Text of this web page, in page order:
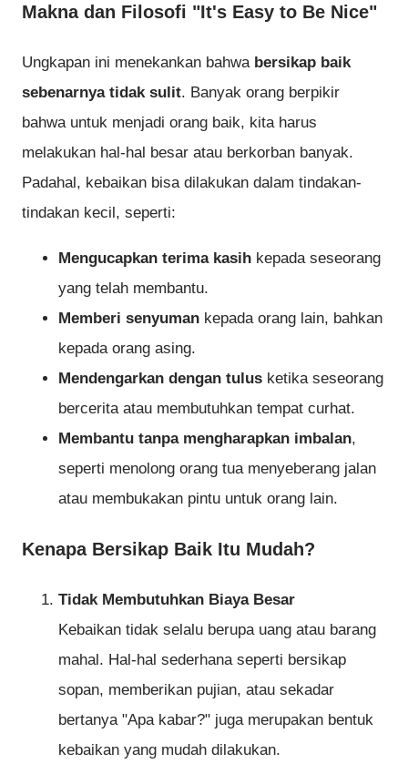
Makna dan Filosofi "It's Easy to Be Nice"
Ungkapan ini menekankan bahwa bersikap baik
sebenarnya tidak sulit. Banyak orang berpikir
bahwa untuk menjadi orang baik, kita harus
melakukan hal-hal besar atau berkorban banyak.
Padahal, kebaikan bisa dilakukan dalam tindakan-
tindakan kecil, seperti:
Mengucapkan terima kasih kepada seseorang
yang telah membantu.
Memberi senyuman kepada orang lain, bahkan
kepada orang asing.
Mendengarkan dengan tulus ketika seseorang
bercerita atau membutuhkan tempat curhat.
Membantu tanpa mengharapkan imbalan,
seperti menolong orang tua menyeberang jalan
atau membukakan pintu untuk orang lain.
Kenapa Bersikap Baik Itu Mudah?
Tidak Membutuhkan Biaya Besar
Kebaikan tidak selalu berupa uang atau barang
mahal. Hal-hal sederhana seperti bersikap
sopan, memberikan pujian, atau sekadar
bertanya "Apa kabar?" juga merupakan bentuk
kebaikan yang mudah dilakukan.